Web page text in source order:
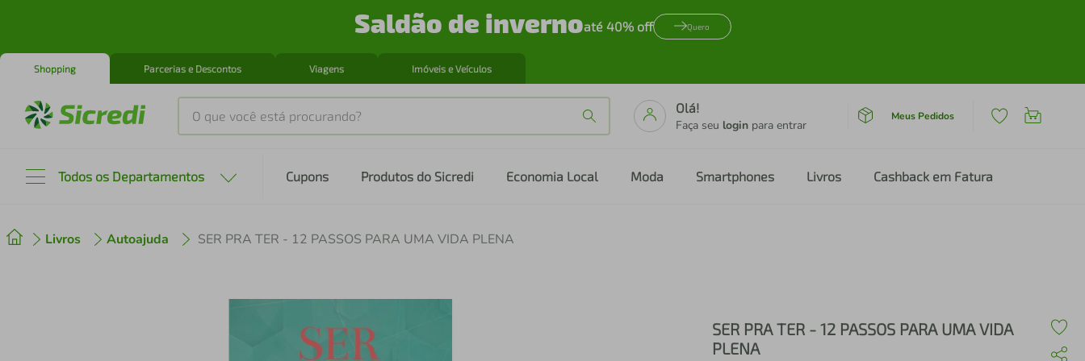
Saldão de invernoaté 40% off Quero
Shopping Parcerias e Descontos Viagens Imóveis e Veículos
O que você está procurando?
Olá!
Faça seu login para entrar
Meus Pedidos
Todos os Departamentos Cupons Produtos do Sicredi Economia Local Moda Smartphones Livros Cashback em Fatura
Livros Autoajuda SER PRA TER - 12 PASSOS PARA UMA VIDA PLENA
SER PRA TER - 12 PASSOS PARA UMA VIDA
PLENA
2º cafeteira